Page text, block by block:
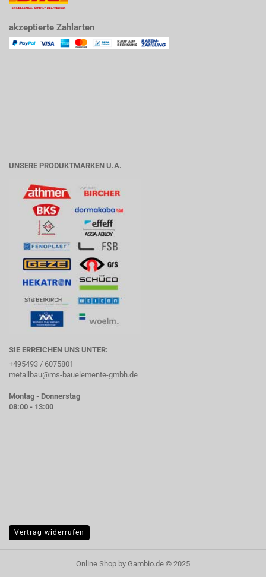
akzeptierte Zahlarten
UNSERE PRODUKTMARKEN U.A.
SIE ERREICHEN UNS UNTER:
+495493 / 6075801
metallbau@ms-bauelemente-gmbh.de
Montag - Donnerstag
08:00 - 13:00
Vertrag widerrufen
Online Shop by Gambio.de © 2025